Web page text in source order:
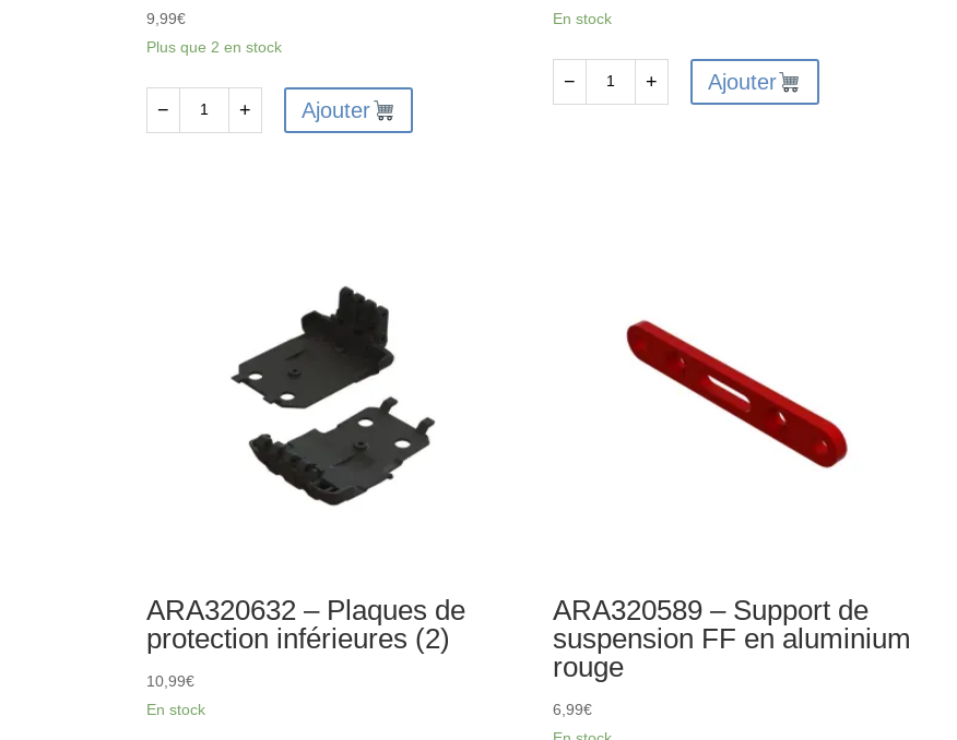
9,99€
Plus que 2 en stock
transmission
− + Ajouter
En stock
carrosserie
− + Ajouter
ARA320632 – Plaques de
protection inférieures (2)
10,99€
En stock
ARA320589 – Support de
suspension FF en aluminium
rouge
6,99€